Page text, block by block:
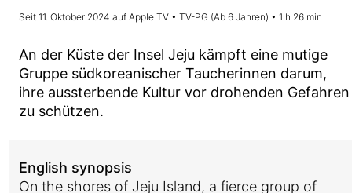
Seit 11. Oktober 2024 auf Apple TV • TV-PG (Ab 6 Jahren) • 1 h 26 min
An der Küste der Insel Jeju kämpft eine mutige
Gruppe südkoreanischer Taucherinnen darum,
ihre aussterbende Kultur vor drohenden Gefahren
zu schützen.
English synopsis
On the shores of Jeju Island, a fierce group of